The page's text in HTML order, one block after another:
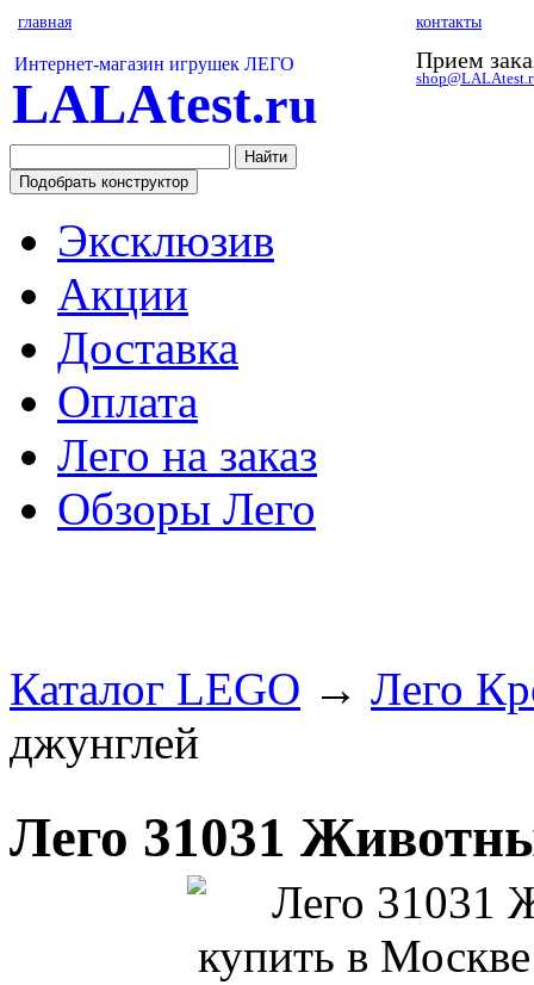
главная контакты
Интернет-магазин игрушек ЛЕГО
LALAtest.ru
Прием
Эксклюзив
Акции
Доставка
Оплата
Лего на заказ
Обзоры Лего
Каталог LEGO → Лего
джунглей
Лего 31031